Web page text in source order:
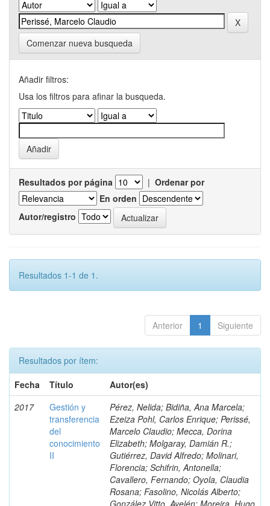
Comenzar nueva busqueda
Añadir filtros:
Usa los filtros para afinar la busqueda.
Resultados por página | Ordenar por
En orden
Autor/registro
Resultados 1-1 de 1.
Anterior 1 Siguiente
Resultados por ítem:
Fecha
Título
Autor(es)
2017
Gestión y
transferencia
del
conocimiento
II
Pérez, Nelida; Bidiña, Ana Marcela;
Ezeiza Pohl, Carlos Enrique; Perissé,
Marcelo Claudio; Mecca, Dorina
Elizabeth; Molgaray, Damián R.;
Gutiérrez, David Alfredo; Molinari,
Florencia; Schifrin, Antonella;
Cavallero, Fernando; Oyola, Claudia
Rosana; Fasolino, Nicolás Alberto;
González Vitto, Ayelén; Moreira, Hugo